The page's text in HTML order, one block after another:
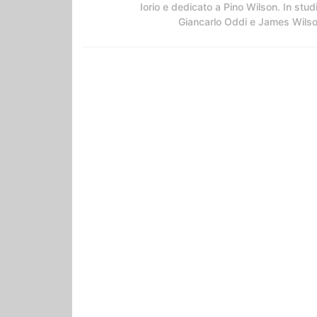
Iorio e dedicato a Pino Wilson. In
Giancarlo Oddi e James